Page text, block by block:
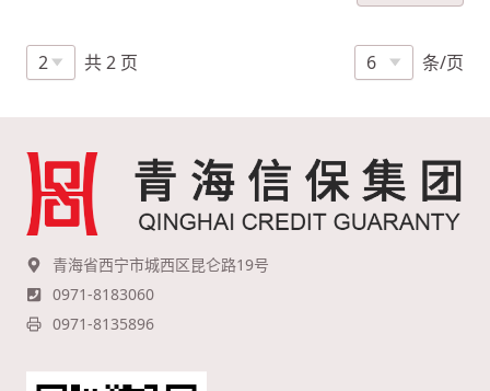
共 2 页 条/页
青海省西宁市城西区昆仑路19号
0971-8183060
0971-8135896